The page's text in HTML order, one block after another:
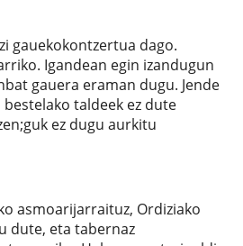
gauekokontzertua dago.
Igandean egin izandugun
gauera eraman dugu. Jende
taldeek ez dute
ez dugu aurkitu
asmoarijarraituz, Ordiziako
dute, eta tabernaz